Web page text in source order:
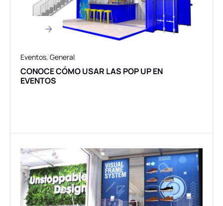
Eventos, General
CONOCE CÓMO USAR LAS POP UP EN
EVENTOS